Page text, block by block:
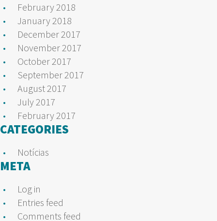
February 2018
January 2018
December 2017
November 2017
October 2017
September 2017
August 2017
July 2017
February 2017
CATEGORIES
Notícias
META
Log in
Entries feed
Comments feed